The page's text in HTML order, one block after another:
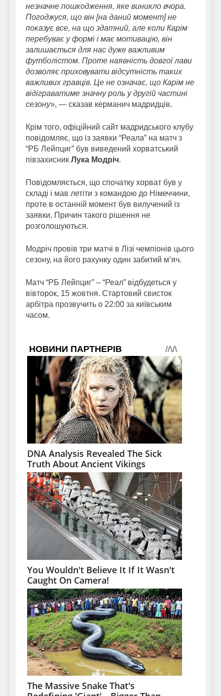
незначне пошкодження, яке виникло вчора.
Погоджуся, що він [на даний момент] не
показує все, на що здатний, але коли Карім
перебуває у формі і має мотивацію, він
залишається для нас дуже важливим
футболістом. Проте наявність довгої лави
дозволяє приховувати відсутність таких
важливих гравців. Це не означає, що Карім не
відіграватиме значну роль у другій частині
сезону», — сказав керманич мадридців.
Крім того, офіційний сайт мадридського клубу
повідомляє, що із заявки “Реала” на матч з
“РБ Лейпциг” був виведений хорватський
півзахисник Лука Модріч.
Повідомляється, що спочатку хорват був у
складі і мав летіти з командою до Німеччини,
проте в останній момент був вилучений із
заявки. Причин такого рішення не
розголошуються.
Модріч провів три матчі в Лізі чемпіонів цього
сезону, на його рахунку один забитий м’яч.
Матч “РБ Лейпциг” – “Реал” відбудеться у
вівторок, 15 жовтня. Стартовий свисток
арбітра прозвучить о 22:00 за київським
часом.